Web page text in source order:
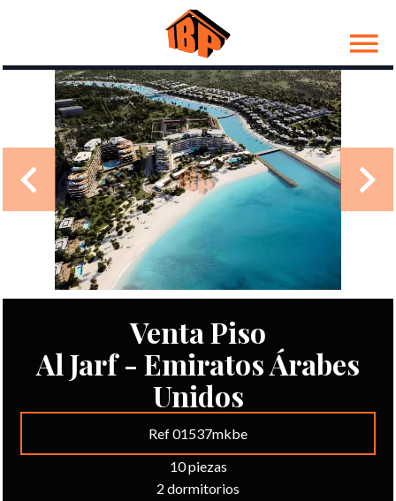
Venta Piso
Al Jarf - Emiratos Árabes
Unidos
Ref 01537mkbe
10 piezas
2 dormitorios